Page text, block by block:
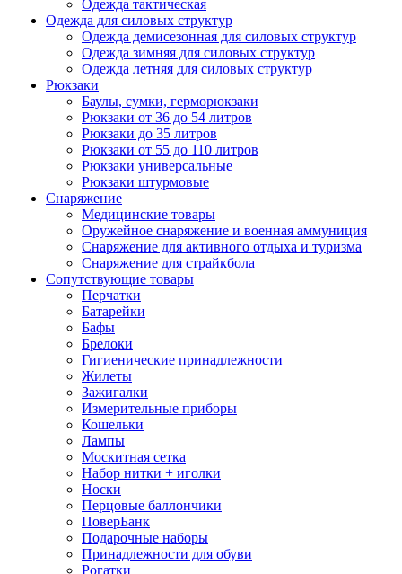
Одежда тактическая
Одежда для силовых структур
Одежда демисезонная для силовых структур
Одежда зимняя для силовых структур
Одежда летняя для силовых структур
Рюкзаки
Баулы, сумки, герморюкзаки
Рюкзаки от 36 до 54 литров
Рюкзаки до 35 литров
Рюкзаки от 55 до 110 литров
Рюкзаки универсальные
Рюкзаки штурмовые
Снаряжение
Медицинские товары
Оружейное снаряжение и военная аммуниция
Снаряжение для активного отдыха и туризма
Снаряжение для страйкбола
Сопутствующие товары
Перчатки
Батарейки
Бафы
Брелоки
Гигиенические принадлежности
Жилеты
Зажигалки
Измерительные приборы
Кошельки
Лампы
Москитная сетка
Набор нитки + иголки
Носки
Перцовые баллончики
ПоверБанк
Подарочные наборы
Принадлежности для обуви
Рогатки